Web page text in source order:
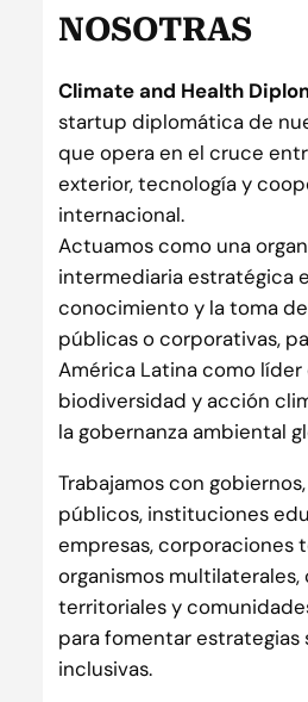
NOSOTRAS
Climate and Health
startup diplomática de
que opera en el cruce
exterior, tecnología y
internacional.
Actuamos como una
intermediaria estratégica
conocimiento y la toma
públicas o corporativas,
América Latina como
biodiversidad y acción
la gobernanza ambiental
Trabajamos con
públicos, instituciones
empresas, corporaciones
organismos
territoriales y
para fomentar estrategias
inclusivas.